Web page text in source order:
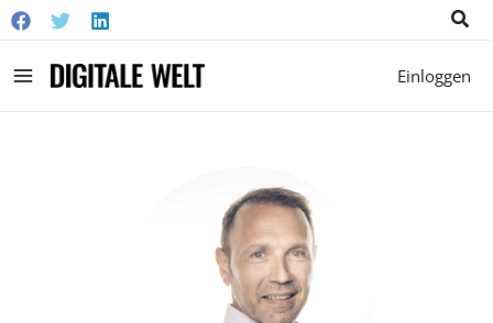
Main
Einloggen